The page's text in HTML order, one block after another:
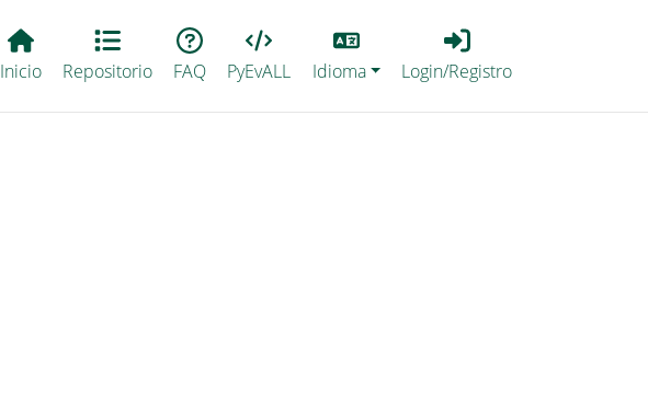
Main EvALL
Inicio Repositorio FAQ PyEvALL
Lang
Idioma
Login_Registro
Login/Registro